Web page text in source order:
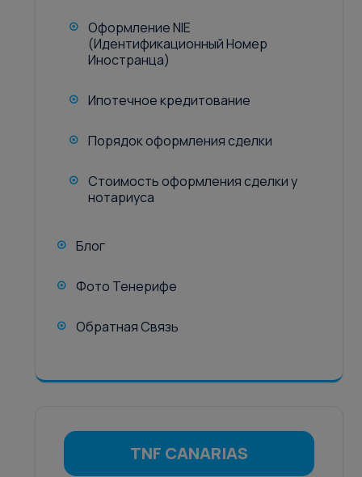
Оформление NIE
(Идентификационный Номер
Иностранца)
Ипотечное кредитование
Порядок оформления сделки
Стоимость оформления сделки у
нотариуса
Блог
Фото Тенерифе
Обратная Связь
TNF CANARIAS